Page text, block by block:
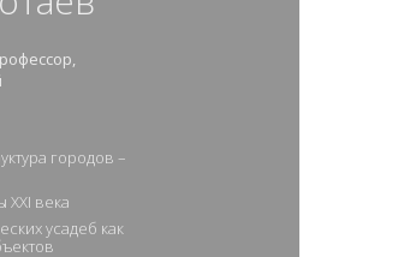
городов –
ХХI века
усадеб как